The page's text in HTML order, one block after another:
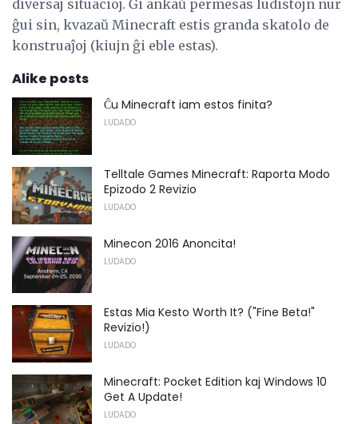
diversaj situacioj. Ĝi ankaŭ permesas ludistojn nur
ĝui sin, kvazaŭ Minecraft estis granda skatolo de
konstruaĵoj (kiujn ĝi eble estas).
Alike posts
Ĉu Minecraft iam estos finita?
LUDADO
Telltale Games Minecraft: Raporta Modo
Epizodo 2 Revizio
LUDADO
Minecon 2016 Anoncita!
LUDADO
Estas Mia Kesto Worth It? ("Fine Beta!"
Revizio!)
LUDADO
Minecraft: Pocket Edition kaj Windows 10
Get A Update!
LUDADO